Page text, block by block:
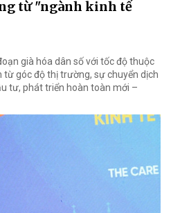
từ "ngành kinh tế
già hóa dân số với tốc độ thuộc
từ góc độ thị trường, sự chuyển dịch
tư, phát triển hoàn toàn mới –